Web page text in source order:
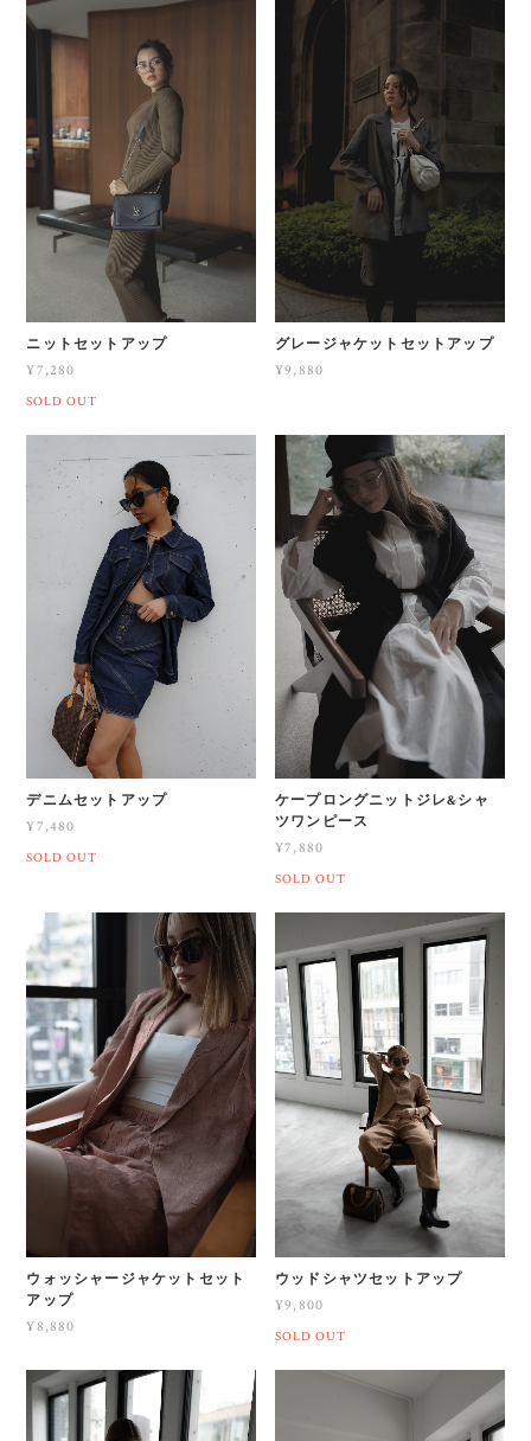
ニットセットアップ
¥7,280
SOLD OUT
グレージャケットセットアップ
¥9,880
デニムセットアップ
¥7,480
SOLD OUT
ケープロングニットジレ&シャ
ツワンピース
¥7,880
SOLD OUT
ウォッシャージャケットセット
アップ
¥8,880
ウッドシャツセットアップ
¥9,800
SOLD OUT